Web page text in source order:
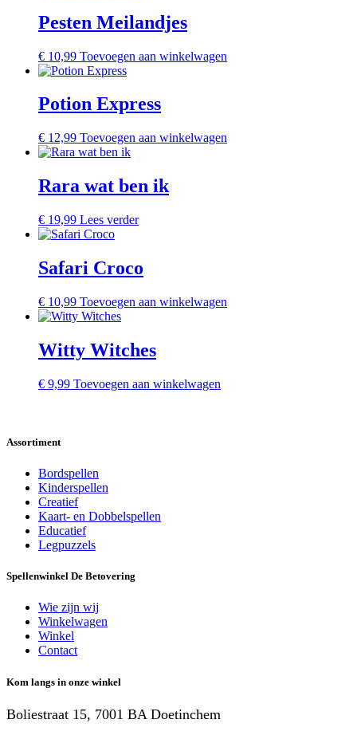
Pesten Meilandjes
€ 10,99 Toevoegen aan winkelwagen
Potion Express
€ 12,99 Toevoegen aan winkelwagen
Rara wat ben ik
€ 19,99 Lees verder
Safari Croco
€ 10,99 Toevoegen aan winkelwagen
Witty Witches
€ 9,99 Toevoegen aan winkelwagen
Assortiment
Bordspellen
Kinderspellen
Creatief
Kaart- en Dobbelspellen
Educatief
Legpuzzels
Spellenwinkel De Betover​ing
Wie zijn wij
Winkelwagen
Winkel
Contact
Kom langs in onze winkel
Boliestraat 15, 7001 BA Doetinchem